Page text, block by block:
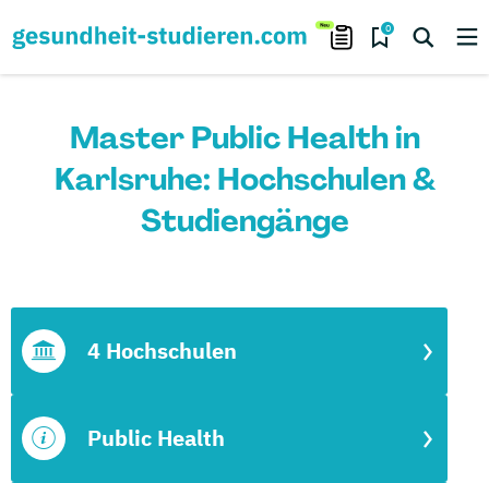
0
Master Public Health in
Karlsruhe: Hochschulen &
Studiengänge
Public Health
4 Hochschulen